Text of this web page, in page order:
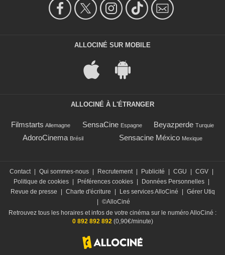
ALLOCINÉ SUR MOBILE
ALLOCINÉ À L'ÉTRANGER
Filmstarts Allemagne SensaCine Espagne Beyazperde Turquie
AdoroCinema Brésil Sensacine México Mexique
Contact Qui sommes-nous Recrutement Publicité CGU CGV
Politique de cookies
Préférences cookies Données Personnelles
Revue de presse
Charte d'écriture Les services AlloCiné
Gérer Utiq
©AlloCiné
Retrouvez tous les horaires et infos de votre cinéma sur le numéro AlloCiné :
0 892 892 892(0,90€/minute)